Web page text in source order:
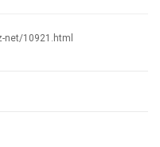
net/10921.html